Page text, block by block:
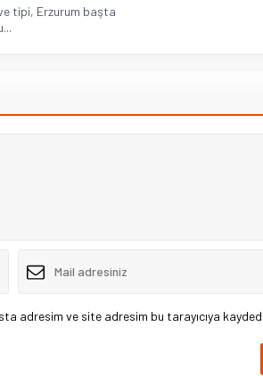
ve tipi, Erzurum başta
adresim ve site adresim bu tarayıcıya